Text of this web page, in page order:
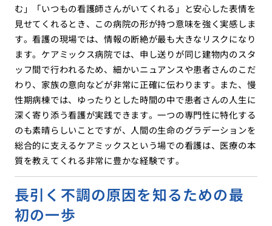
む」「いつもの看護師さんがいてくれる」と安心した表情を
見せてくれるとき、この病院の形が持つ意味を強く実感しま
す。看護の現場では、情報の断絶が最も大きなリスクになり
ます。ケアミックス病院では、申し送りが同じ建物内のスタ
ッフ間で行われるため、細かいニュアンスや患者さんのこだ
わり、家族の意向などが非常に正確に伝わります。また、慢
性期病棟では、ゆったりとした時間の中で患者さんの人生に
深く寄り添う看護が実践できます。一つの専門性に特化する
のも素晴らしいことですが、人間の生命のグラデーションを
総合的に支えるケアミックスという場での看護は、医療の本
質を教えてくれる非常に豊かな経験です。
長引く不調の原因を知るための最
初の一歩